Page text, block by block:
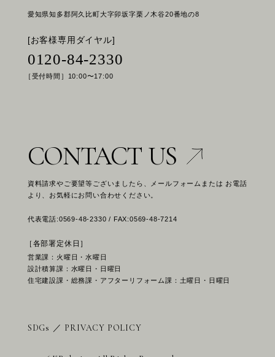
愛知県知多郡阿久比町大字卯坂字栗ノ木谷20番地の8
[お客様専用ダイヤル]
0120-84-2330
［受付時間］10:00〜17:00
CONTACT US
資料請求やご要望等ございましたら、メールフォームまたは お電話
より、お気軽にお問い合わせください。
代表電話:0569-48-2330 / FAX:0569-48-7214
［各部署定休日］
営業課：火曜日・水曜日
設計積算課：水曜日・日曜日
住宅建設課・総務課・アフターリフォーム課：土曜日・日曜日
SDGs ／ PRIVACY POLICY